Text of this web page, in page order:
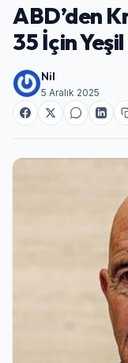
ABD’den
35 İçin Yeşil
Nil
5 Aralık 2025